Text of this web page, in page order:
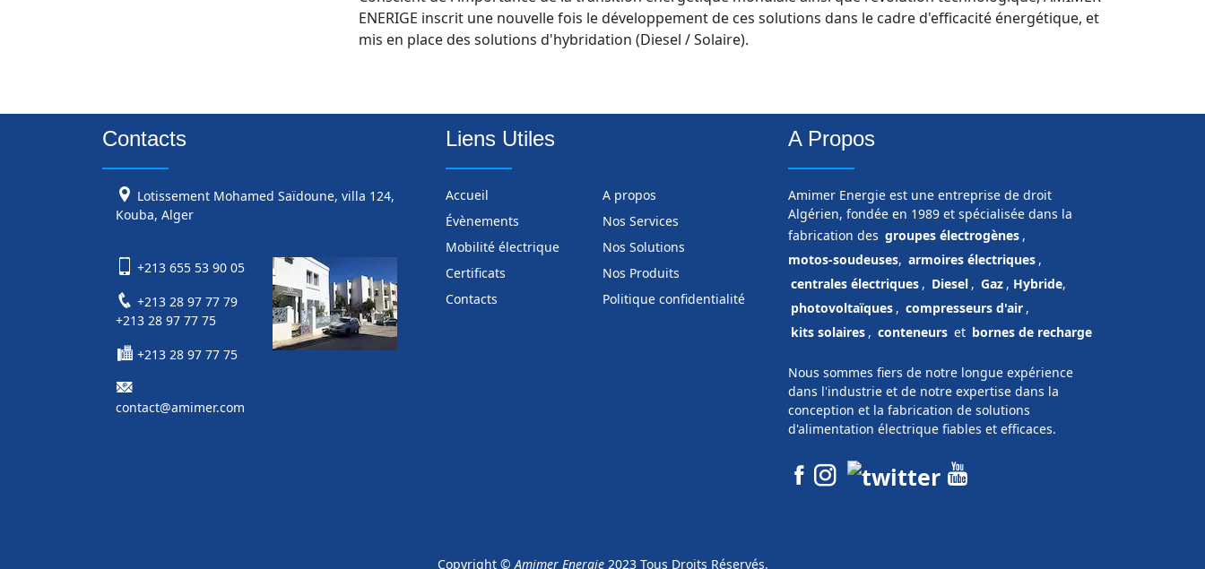
ENERIGE inscrit une nouvelle fois le développement de ces solutions dans le cadre d'efficacité énergétique, et
Contacts
Lotissement Mohamed Saïdoune, villa 124,
Kouba, Alger
+213 655 53 90 05
+213 28 97 77 79
+213 28 97 77 75
+213 28 97 77 75
contact@amimer.com
Liens Utiles
Accueil
A propos
Évènements
Nos Services
Mobilité électrique
Nos Solutions
Certificats
Nos Produits
Contacts
Politique confidentialité
A Propos
Amimer Energie est une entreprise de droit
Algérien, fondée en 1989 et spécialisée dans la
fabrication des groupes électrogènes ,
motos-soudeuses, armoires électriques ,
centrales électriques , Diesel , Gaz , Hybride,
photovoltaïques , compresseurs d'air ,
kits solaires , conteneurs et bornes de recharge
Nous sommes fiers de notre longue expérience
dans l'industrie et de notre expertise dans la
conception et la fabrication de solutions
d'alimentation électrique fiables et efficaces.
Copyright ©Amimer Energie2023 Tous Droits Réservés.